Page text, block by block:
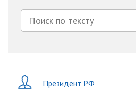
Президент РФ